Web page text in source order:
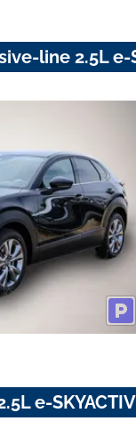
line 2.5L e-
e-